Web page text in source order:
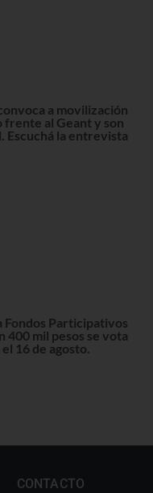
a movilización
frente al Geant y son
Escuchá la entrevista
Participativos
400 mil pesos se vota
16 de agosto.
CONTACTO